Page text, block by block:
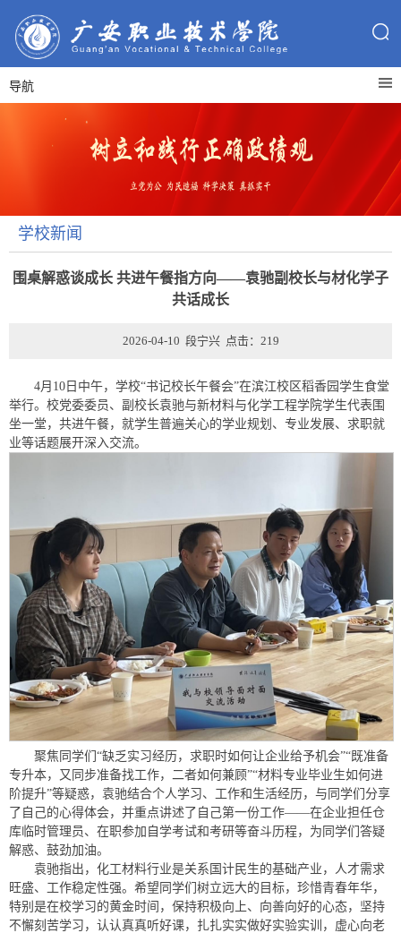
导航
学校新闻
围桌解惑谈成长 共进午餐指方向——袁驰副校长与材化学子
共话成长
2026-04-10 段宁兴 点击： 219
4月10日中午，学校“书记校长午餐会”在滨江校区稻香园学生食堂
举行。校党委委员、副校长袁驰与新材料与化学工程学院学生代表围
坐一堂，共进午餐，就学生普遍关心的学业规划、专业发展、求职就
业等话题展开深入交流。
聚焦同学们“缺乏实习经历，求职时如何让企业给予机会”“既准备
专升本，又同步准备找工作，二者如何兼顾”“材料专业毕业生如何进
阶提升”等疑惑，袁驰结合个人学习、工作和生活经历，与同学们分享
了自己的心得体会，并重点讲述了自己第一份工作——在企业担任仓
库临时管理员、在职参加自学考试和考研等奋斗历程，为同学们答疑
解惑、鼓劲加油。
袁驰指出，化工材料行业是关系国计民生的基础产业，人才需求
旺盛、工作稳定性强。希望同学们树立远大的目标，珍惜青春年华，
特别是在校学习的黄金时间，保持积极向上、向善向好的心态，坚持
不懈刻苦学习，认认真真听好课，扎扎实实做好实验实训，虚心向老